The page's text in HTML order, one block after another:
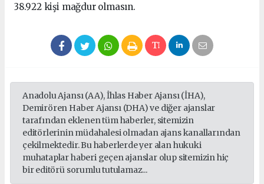
38.922 kişi mağdur olmasın.
Anadolu Ajansı (AA), İhlas Haber Ajansı (İHA),
Demirören Haber Ajansı (DHA) ve diğer ajanslar
tarafından eklenen tüm haberler, sitemizin
editörlerinin müdahalesi olmadan ajans kanallarından
çekilmektedir. Bu haberlerde yer alan hukuki
muhataplar haberi geçen ajanslar olup sitemizin hiç
bir editörü sorumlu tutulamaz...